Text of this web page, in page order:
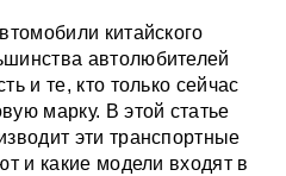
китайского
автолюбителей
и те, кто только сейчас
марку. В этой статье
эти транспортные
и какие модели входят в